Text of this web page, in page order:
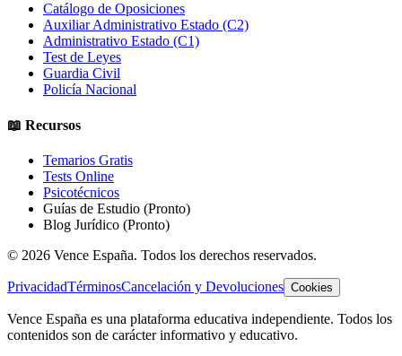
Catálogo de Oposiciones
Auxiliar Administrativo Estado (C2)
Administrativo Estado (C1)
Test de Leyes
Guardia Civil
Policía Nacional
📖 Recursos
Temarios Gratis
Tests Online
Psicotécnicos
Guías de Estudio (Pronto)
Blog Jurídico (Pronto)
© 2026 Vence España. Todos los derechos reservados.
PrivacidadTérminosCancelación y Devoluciones Cookies
Vence España es una plataforma educativa independiente. Todos los
contenidos son de carácter informativo y educativo.